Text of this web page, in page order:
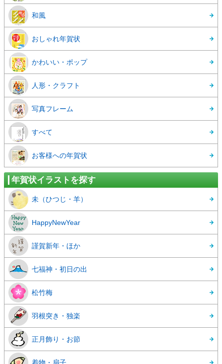
和風
おしゃれ年賀状
かわいい・ポップ
人形・クラフト
写真フレーム
すべて
お客様への年賀状
年賀状イラストを探す
未（ひつじ・羊）
HappyNewYear
謹賀新年・ほか
七福神・初日の出
松竹梅
羽根突き・独楽
正月飾り・お節
着物・扇子